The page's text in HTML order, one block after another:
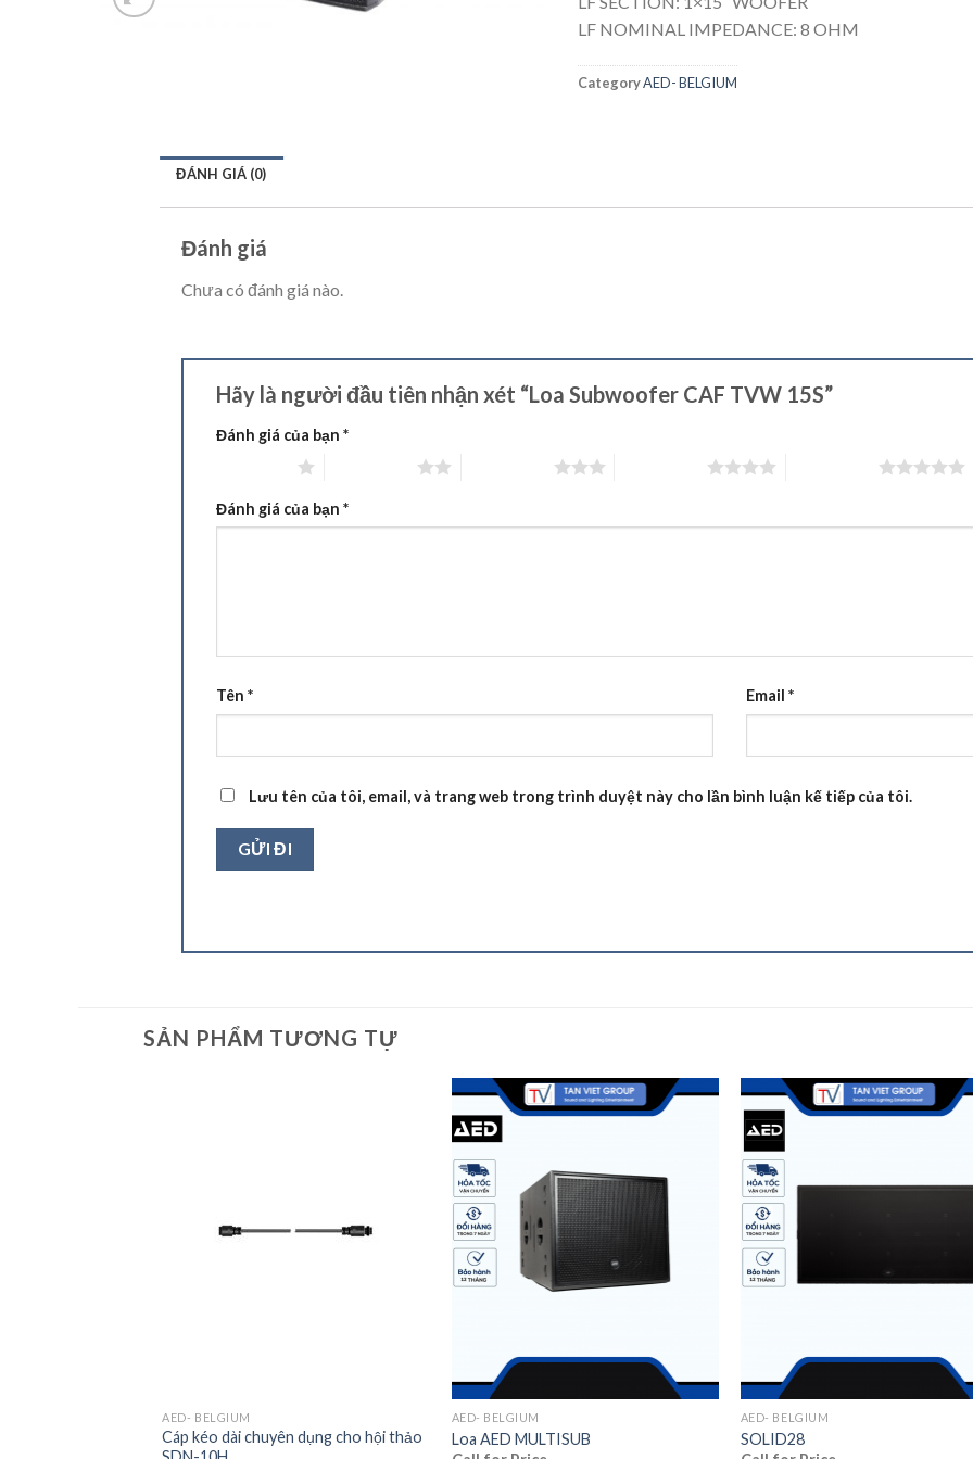
LF NOMINAL IMPEDANCE: 8 OHM
CategoryAED- BELGIUM
ĐÁNH GIÁ (0)
Đánh giá
Chưa có đánh giá nào.
Hãy là người đầu tiên nhận xét “Loa Subwoofer CAF TVW 15S”
Đánh giá của bạn *
Đánh giá của bạn *
Tên * Email *
Lưu tên của tôi, email, và trang web trong trình duyệt này cho lần bình luận kế tiếp của tôi.
SẢN PHẨM TƯƠNG TỰ
AED- BELGIUM
Cáp kéo dài chuyên dụng cho hội thảo
AED- BELGIUM
Loa AED MULTISUB
AED- BELGIUM
SOLID28